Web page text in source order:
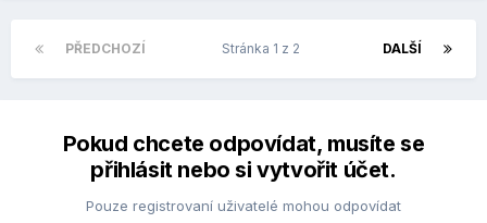
PŘEDCHOZÍ DALŠÍ
Stránka 1 z 2
Pokud chcete odpovídat, musíte se
přihlásit nebo si vytvořit účet.
Pouze registrovaní uživatelé mohou odpovídat